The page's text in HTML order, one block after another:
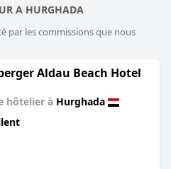
A HURGHADA
par les commissions que nous
Aldau Beach Hotel
hôtelier à Hurghada